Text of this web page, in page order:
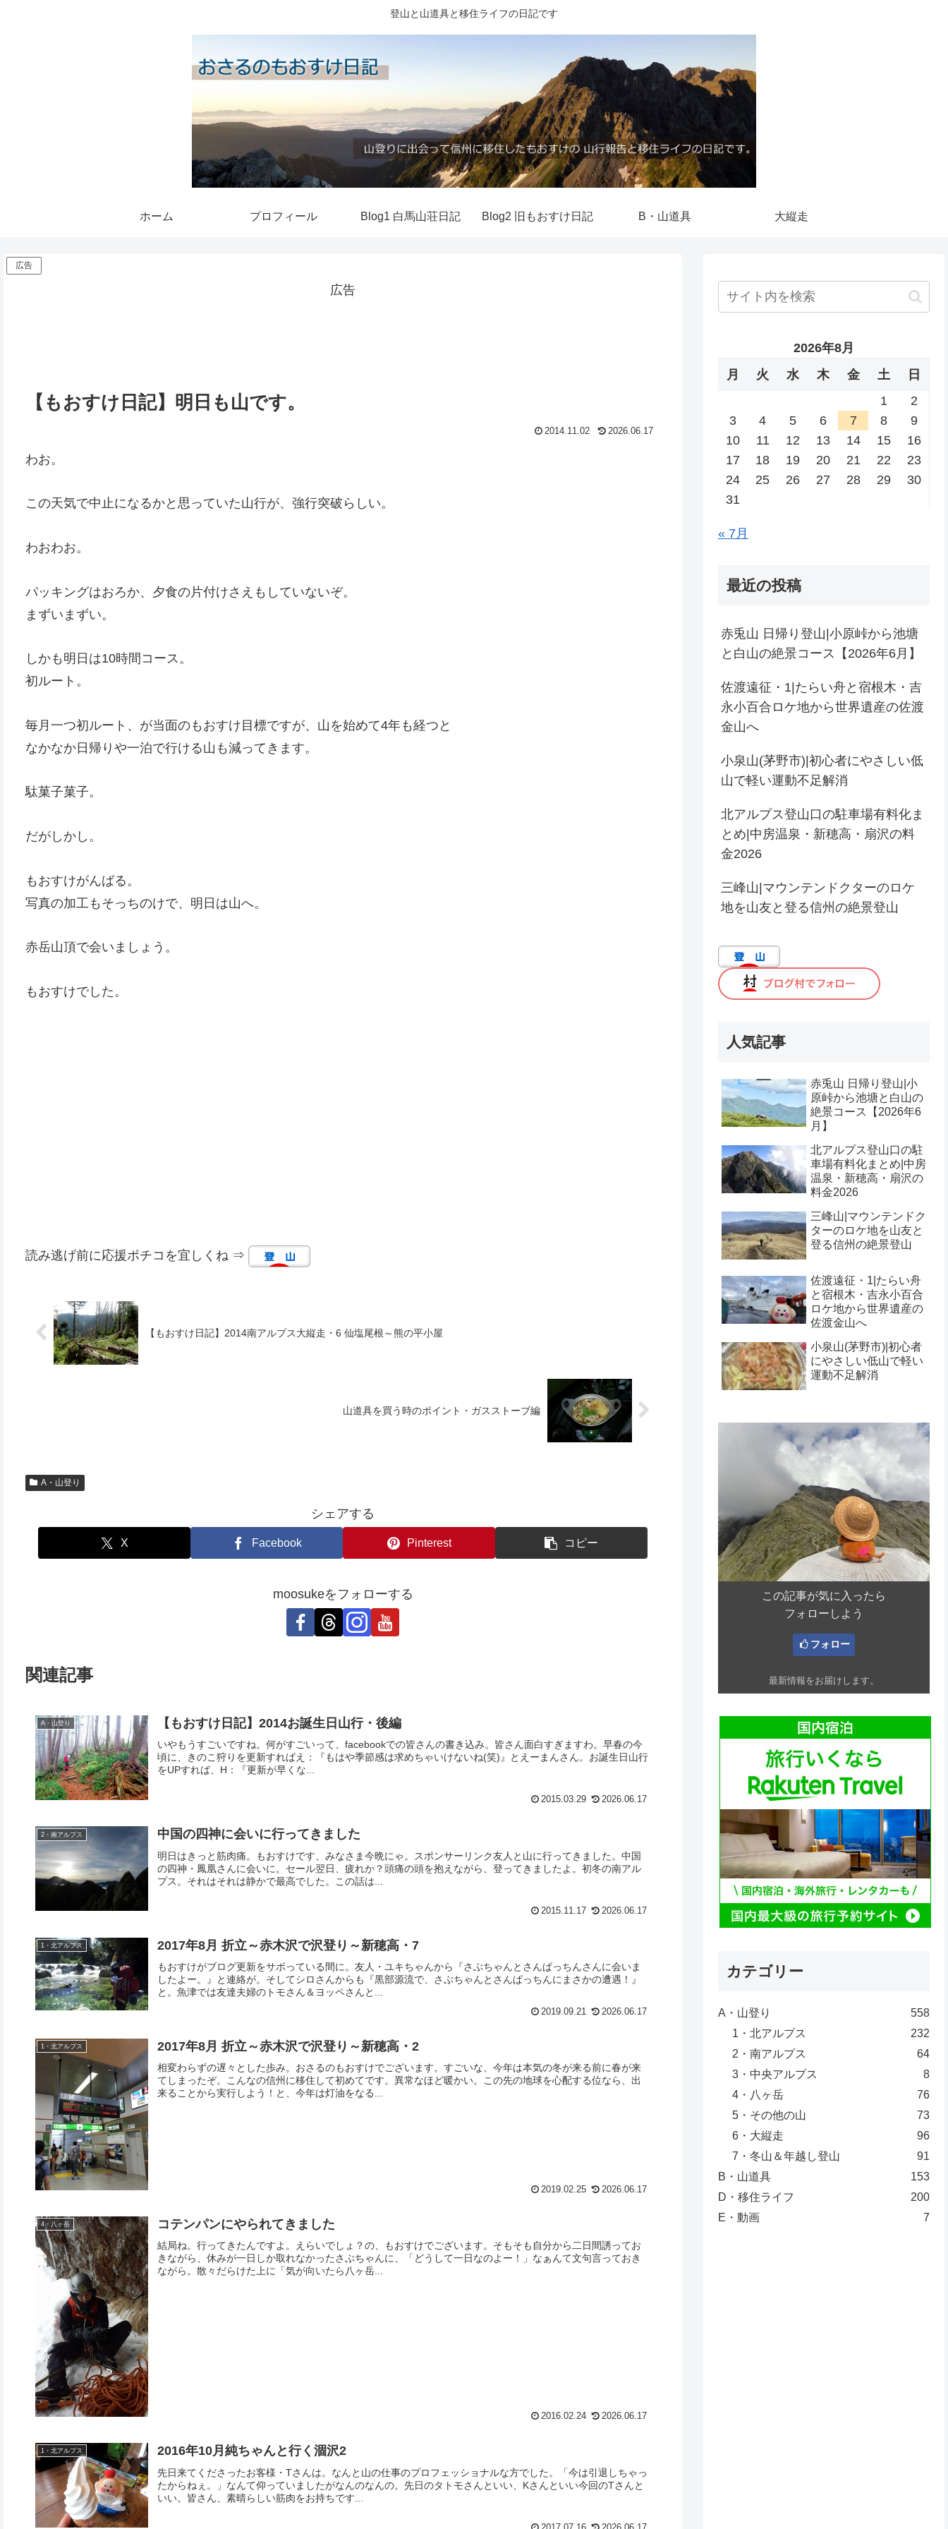
登山と山道具と移住ライフの日記です
ホーム プロフィール Blog1 白馬山荘日記 Blog2 旧もおすけ日記 B・山道具 大縦走
広告
広告
【もおすけ日記】明日も山です。
2014.11.02 2026.06.17
わお。
この天気で中止になるかと思っていた山行が、強行突破らしい。
わおわお。
パッキングはおろか、夕食の片付けさえもしていないぞ。
まずいまずい。
しかも明日は10時間コース。
初ルート。
毎月一つ初ルート、が当面のもおすけ目標ですが、山を始めて4年も経つと
なかなか日帰りや一泊で行ける山も減ってきます。
駄菓子菓子。
だがしかし。
もおすけがんばる。
写真の加工もそっちのけで、明日は山へ。
赤岳山頂で会いましょう。
もおすけでした。
読み逃げ前に応援ポチコを宜しくね ⇒
【もおすけ日記】2014南アルプス大縦走・6 仙塩尾根～熊の平小屋
山道具を買う時のポイント・ガスストーブ編
A・山登り
シェアする
X Facebook Pinterest コピー
moosukeをフォローする
関連記事
A・山登り 【もおすけ日記】2014お誕生日山行・後編
いやもうすごいですね。何がすごいって、facebookでの皆さんの書き込み。皆さん面白すぎますわ。早春の今
頃に、きのこ狩りを更新すればえ：『もはや季節感は求めちゃいけないね(笑)』とえーまんさん。お誕生日山行
をUPすれば、H：『更新が早くな...
2015.03.29 2026.06.17
2・南アルプス 中国の四神に会いに行ってきました
明日はきっと筋肉痛。もおすけです、みなさま今晩にゃ。スポンサーリンク友人と山に行ってきました。中国
の四神・鳳凰さんに会いに。セール翌日、疲れか？頭痛の頭を抱えながら、登ってきましたよ。初冬の南アル
プス。それはそれは静かで最高でした。この話は...
2015.11.17 2026.06.17
1・北アルプス 2017年8月 折立～赤木沢で沢登り～新穂高・7
もおすけがブログ更新をサボっている間に。友人・ユキちゃんから『さぶちゃんとさんぱっちんさんに会いま
したよー。』と連絡が。そしてシロさんからも『黒部源流で、さぶちゃんとさんぱっちんにまさかの遭遇！』
と。魚津では友達夫婦のトモさん＆ヨッペさんと...
2019.09.21 2026.06.17
1・北アルプス 2017年8月 折立～赤木沢で沢登り～新穂高・2
相変わらずの遅々とした歩み。おさるのもおすけでございます。すごいな、今年は本気の冬が来る前に春が来
てしまったぞ。こんなの信州に移住して初めてです。異常なほど暖かい。この先の地球を心配する位なら、出
来ることから実行しよう！と、今年は灯油をなる...
2019.02.25 2026.06.17
4・八ヶ岳 コテンパンにやられてきました
結局ね。行ってきたんですよ。えらいでしょ？の、もおすけでございます。そもそも自分から二日間誘ってお
きながら、休みが一日しか取れなかったさぶちゃんに、「どうして一日なのよー！」なぁんて文句言っておき
ながら。散々だらけた上に「気が向いたら八ヶ岳...
2016.02.24 2026.06.17
1・北アルプス 2016年10月純ちゃんと行く涸沢2
先日来てくださったお客様・Tさんは。なんと山の仕事のプロフェッショナルな方でした。「今は引退しちゃっ
たからねぇ。」なんて仰っていましたがなんのなんの。先日のタトモさんといい、Kさんといい今回のTさんと
いい。皆さん、素晴らしい筋肉をお持ちです...
2026年8月
月
火 水 木 金 土
日
1
2
3
4 5 6 7 8
9
10
11 12 13 14 15
16
17
18 19 20 21 22
23
24
25 26 27 28 29
30
31
« 7月
最近の投稿
赤兎山 日帰り登山|小原峠から池塘
と白山の絶景コース【2026年6月】
佐渡遠征・1|たらい舟と宿根木・吉
永小百合ロケ地から世界遺産の佐渡
金山へ
小泉山(茅野市)|初心者にやさしい低
山で軽い運動不足解消
北アルプス登山口の駐車場有料化ま
とめ|中房温泉・新穂高・扇沢の料
金2026
三峰山|マウンテンドクターのロケ
地を山友と登る信州の絶景登山
人気記事
赤兎山 日帰り登山|小
原峠から池塘と白山の
絶景コース【2026年6
月】
北アルプス登山口の駐
車場有料化まとめ|中房
温泉・新穂高・扇沢の
料金2026
三峰山|マウンテンドク
ターのロケ地を山友と
登る信州の絶景登山
佐渡遠征・1|たらい舟
と宿根木・吉永小百合
ロケ地から世界遺産の
佐渡金山へ
小泉山(茅野市)|初心者
にやさしい低山で軽い
運動不足解消
この記事が気に入ったら
フォローしよう
フォロー
最新情報をお届けします。
カテゴリー
A・山登り
558
1・北アルプス
232
2・南アルプス
64
3・中央アルプス
8
4・八ヶ岳
76
5・その他の山
73
6・大縦走
96
7・冬山＆年越し登山
91
B・山道具
153
D・移住ライフ
200
E・動画
7